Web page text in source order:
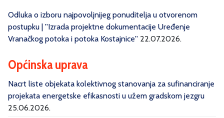
Odluka o izboru najpovoljnijeg ponuditelja u otvorenom
postupku | ''Izrada projektne dokumentacije Uređenje
Vranačkog potoka i potoka Kostajnice'' 22.07.2026.
Općinska uprava
Nacrt liste objekata kolektivnog stanovanja za sufinanciranje
projekata energetske efikasnosti u užem gradskom jezgru
25.06.2026.